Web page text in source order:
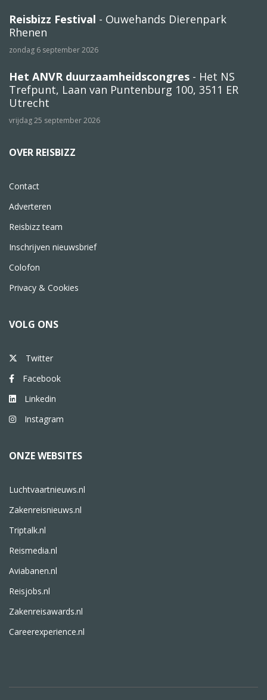
Reisbizz Festival - Ouwehands Dierenpark
Rhenen
zondag 6 september 2026
Het ANVR duurzaamheidscongres - Het NS
Trefpunt, Laan van Puntenburg 100, 3511 ER
Utrecht
vrijdag 25 september 2026
OVER REISBIZZ
Contact
Adverteren
Reisbizz team
Inschrijven nieuwsbrief
Colofon
Privacy & Cookies
VOLG ONS
Twitter
Facebook
Linkedin
Instagram
ONZE WEBSITES
Luchtvaartnieuws.nl
Zakenreisnieuws.nl
Triptalk.nl
Reismedia.nl
Aviabanen.nl
Reisjobs.nl
Zakenreisawards.nl
Careerexperience.nl